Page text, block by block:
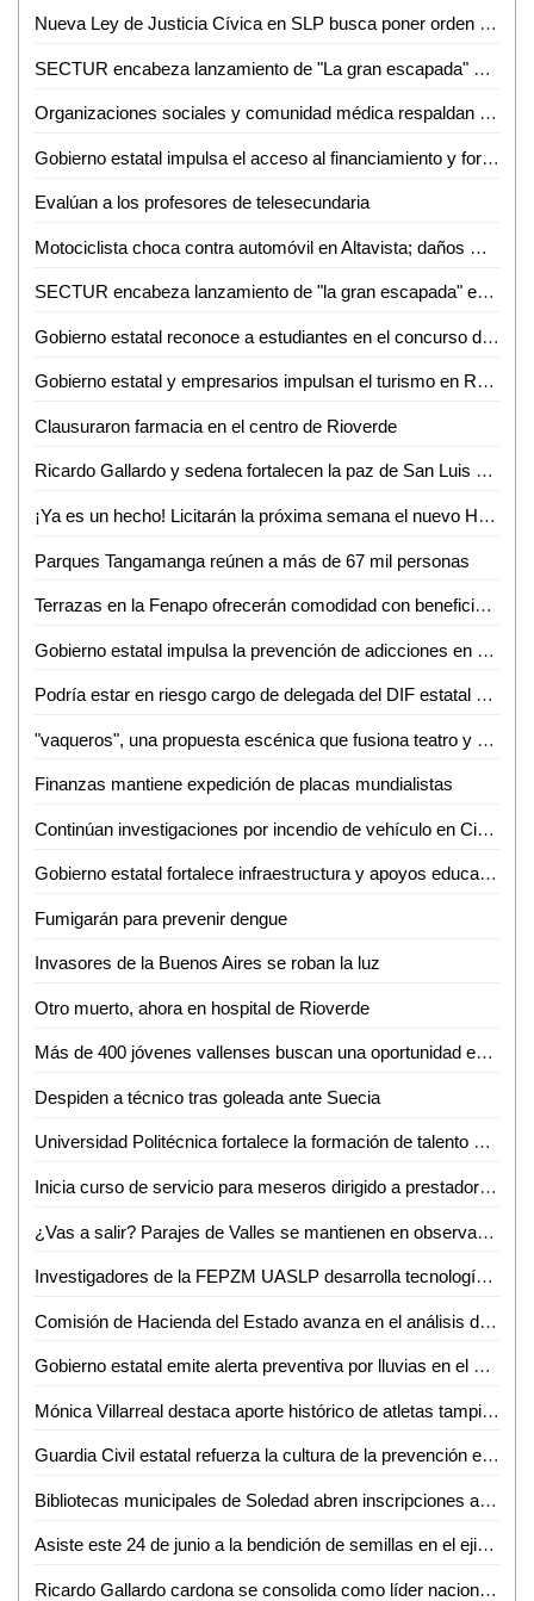
Nueva Ley de Justicia Cívica en SLP busca poner orden y sancionar faltas administrativas
SECTUR encabeza lanzamiento de "La gran escapada" en el altiplano
Organizaciones sociales y comunidad médica respaldan iniciativa para fortalecer la atención del cáncer infantil en SLP
Gobierno estatal impulsa el acceso al financiamiento y fortalece la economía familiar
Evalúan a los profesores de telesecundaria
Motociclista choca contra automóvil en Altavista; daños menores
SECTUR encabeza lanzamiento de "la gran escapada" en el Altiplano
Gobierno estatal reconoce a estudiantes en el concurso de Himno Nacional
Gobierno estatal y empresarios impulsan el turismo en Real de Catorce
Clausuraron farmacia en el centro de Rioverde
Ricardo Gallardo y sedena fortalecen la paz de San Luis con campaña de canje de armas
¡Ya es un hecho! Licitarán la próxima semana el nuevo Hospital de Ciudad Valles
Parques Tangamanga reúnen a más de 67 mil personas
Terrazas en la Fenapo ofrecerán comodidad con beneficio social
Gobierno estatal impulsa la prevención de adicciones en el entorno laboral
Podría estar en riesgo cargo de delegada del DIF estatal en Valles tras caso de Villa de Reyes
"vaqueros", una propuesta escénica que fusiona teatro y cine de terror
Finanzas mantiene expedición de placas mundialistas
Continúan investigaciones por incendio de vehículo en Ciudad Valles; analizan situación legal de "Las Telerinas"
Gobierno estatal fortalece infraestructura y apoyos educativos en las cuatro regiones de San Luis Potosí: Guadalupe Torres
Fumigarán para prevenir dengue
Invasores de la Buenos Aires se roban la luz
Otro muerto, ahora en hospital de Rioverde
Más de 400 jóvenes vallenses buscan una oportunidad en "Mi Primera Chamba"
Despiden a técnico tras goleada ante Suecia
Universidad Politécnica fortalece la formación de talento para la industria automotriz
Inicia curso de servicio para meseros dirigido a prestadores de servicios del sector restaurantero
¿Vas a salir? Parajes de Valles se mantienen en observación y limitan acceso a zonas
Investigadores de la FEPZM UASLP desarrolla tecnología con drones para la detección temprana de plagas en cultivos
Comisión de Hacienda del Estado avanza en el análisis de iniciativas para fortalecer el marco legal en materia educativa
Gobierno estatal emite alerta preventiva por lluvias en el altiplano
Mónica Villarreal destaca aporte histórico de atletas tampiqueños en la Olimpiada Nacional 2026
Guardia Civil estatal refuerza la cultura de la prevención entre estudiantes y familias del altiplano
Bibliotecas municipales de Soledad abren inscripciones a camping de verano
Asiste este 24 de junio a la bendición de semillas en el ejido San Antonio Huichimal
Ricardo Gallardo cardona se consolida como líder nacional en aprobación gubernamental